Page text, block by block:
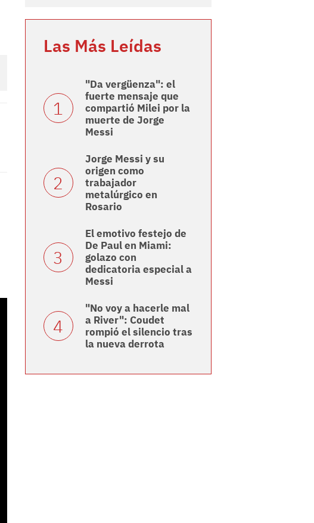
Las Más Leídas
"Da vergüenza": el
fuerte mensaje que
compartió Milei por la
muerte de Jorge
Messi
Jorge Messi y su
origen como
trabajador
metalúrgico en
Rosario
El emotivo festejo de
De Paul en Miami:
golazo con
dedicatoria especial a
Messi
"No voy a hacerle mal
a River": Coudet
rompió el silencio tras
la nueva derrota